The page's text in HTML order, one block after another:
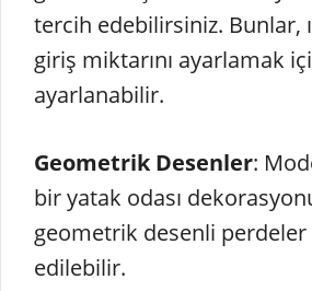
tercih edebilirsiniz. Bunlar,
giriş miktarını ayarlamak
ayarlanabilir.
Geometrik Desenler:
bir yatak odası
geometrik desenli
edilebilir.